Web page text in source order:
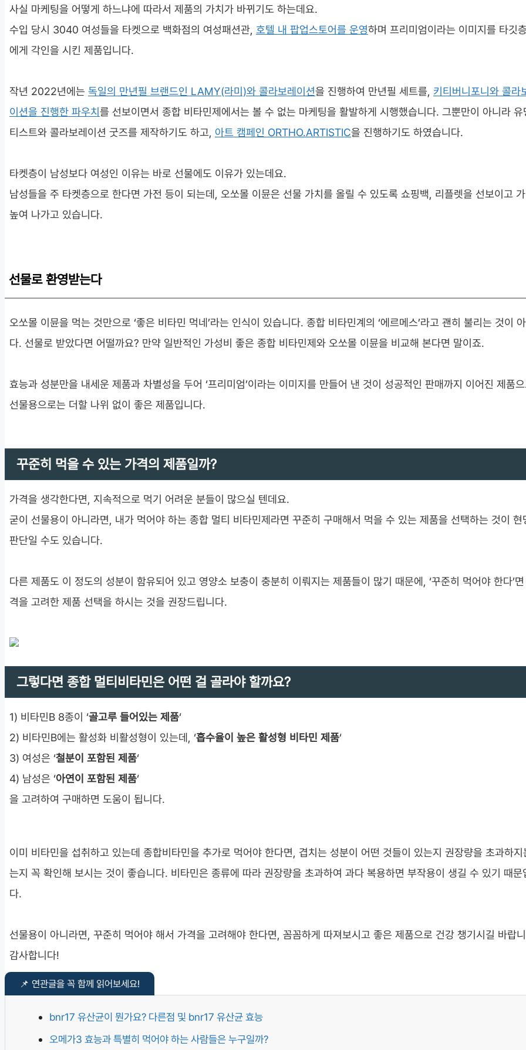
사실 마케팅을 어떻게 하느냐에 따라서 제품의 가치가 바뀌기도 하는데요.
수입 당시 3040 여성들을 타켓으로 백화점의 여성패션관, 호텔 내 팝업스토어를 운영하며 프리미엄이라는 이미지를 타깃
에게 각인을 시킨 제품입니다.
작년 2022년에는 독일의 만년필 브랜드인 LAMY(라미)와 콜라보레이션을 진행하여 만년필 세트를, 키티버니포니와 콜라
이션을 진행한 파우치를 선보이면서 종합 비타민제에서는 볼 수 없는 마케팅을 활발하게 시행했습니다. 그뿐만이 아니라 유
티스트와 콜라보레이션 굿즈를 제작하기도 하고, 아트 캠페인 ORTHO.ARTISTIC을 진행하기도 하였습니다.
타켓층이 남성보다 여성인 이유는 바로 선물에도 이유가 있는데요.
남성들을 주 타켓층으로 한다면 가전 등이 되는데, 오쏘몰 이뮨은 선물 가치를 올릴 수 있도록 쇼핑백, 리플렛을 선보이고
높여 나가고 있습니다.
선물로 환영받는다
오쏘몰 이뮨을 먹는 것만으로 ‘좋은 비타민 먹네’라는 인식이 있습니다. 종합 비타민계의 ‘에르메스’라고 괜히 불리는 것이
다. 선물로 받았다면 어떨까요? 만약 일반적인 가성비 좋은 종합 비타민제와 오쏘몰 이뮨을 비교해 본다면 말이죠.
효능과 성분만을 내세운 제품과 차별성을 두어 ‘프리미엄’이라는 이미지를 만들어 낸 것이 성공적인 판매까지 이어진 제품
선물용으로는 더할 나위 없이 좋은 제품입니다.
꾸준히 먹을 수 있는 가격의 제품일까?
가격을 생각한다면, 지속적으로 먹기 어려운 분들이 많으실 텐데요.
굳이 선물용이 아니라면, 내가 먹어야 하는 종합 멀티 비타민제라면 꾸준히 구매해서 먹을 수 있는 제품을 선택하는 것이 현
판단일 수도 있습니다.
다른 제품도 이 정도의 성분이 함유되어 있고 영양소 보충이 충분히 이뤄지는 제품들이 많기 때문에, ‘꾸준히 먹어야 한다’
격을 고려한 제품 선택을 하시는 것을 권장드립니다.
그렇다면 종합 멀티비타민은 어떤 걸 골라야 할까요?
1) 비타민B 8종이 ‘골고루 들어있는 제품‘
2) 비타민B에는 활성화 비활성형이 있는데, ‘흡수율이 높은 활성형 비타민 제품‘
3) 여성은 ‘철분이 포함된 제품‘
4) 남성은 ‘아연이 포함된 제품‘
을 고려하여 구매하면 도움이 됩니다.
이미 비타민을 섭취하고 있는데 종합비타민을 추가로 먹어야 한다면, 겹치는 성분이 어떤 것들이 있는지 권장량을 초과하지
는지 꼭 확인해 보시는 것이 좋습니다. 비타민은 종류에 따라 권장량을 초과하여 과다 복용하면 부작용이 생길 수 있기 때문
다.
선물용이 아니라면, 꾸준히 먹어야 해서 가격을 고려해야 한다면, 꼼꼼하게 따져보시고 좋은 제품으로 건강 챙기시길 바랍
감사합니다!
bnr17 유산균이 뭔가요? 다른점 및 bnr17 유산균 효능
오메가3 효능과 특별히 먹어야 하는 사람들은 누구일까?